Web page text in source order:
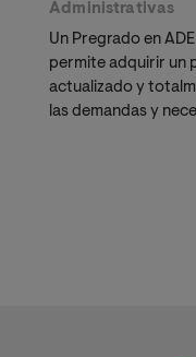
Administrativas
Un Pregrado en
permite adquirir un
actualizado y
las demandas y